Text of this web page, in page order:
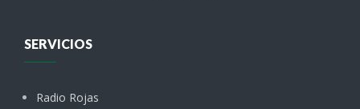
SERVICIOS
Radio Rojas